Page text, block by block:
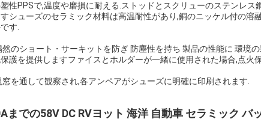
性PPSで,温度や磨損に耐える.ストッドとスクリューのステンレス
シューズのセラミック材料は高温耐性があり,銅のニッケル付の溶
す.
然のショート・サーキットを防ぎ 防塵性を持ち 製品の性能に 環境
護を提供しますファイスとホルダーが一緒に使用された場合,点火
を通して観察され,各アンペアがシューズに明確に印刷されます.
までの58V DC RVヨット 海洋 自動車 セラミック バ